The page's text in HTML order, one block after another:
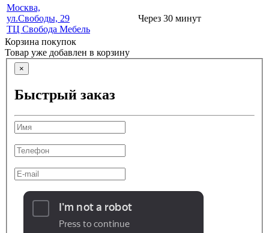
Москва,
ул.Свободы, 29
ТЦ Свобода Мебель
Через 30 минут
Корзина покупок
Товар уже добавлен в корзину
×
Быстрый заказ